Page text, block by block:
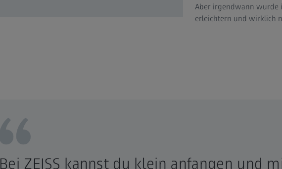
Aber irgendwann wurde
erleichtern und wirklich
Bei ZEISS kannst du klein anfangen und